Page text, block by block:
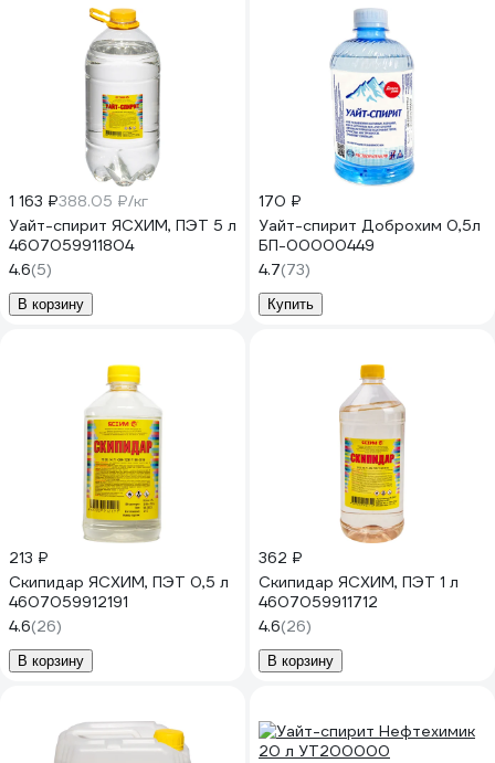
1 163 ₽388.05 ₽/кг
Уайт-спирит ЯСХИМ, ПЭТ 5 л
4607059911804
4.6(5)
В корзину
170 ₽
Уайт-спирит Доброхим 0,5л
БП-00000449
4.7(73)
Купить
213 ₽
Скипидар ЯСХИМ, ПЭТ 0,5 л
4607059912191
4.6(26)
В корзину
362 ₽
Скипидар ЯСХИМ, ПЭТ 1 л
4607059911712
4.6(26)
В корзину